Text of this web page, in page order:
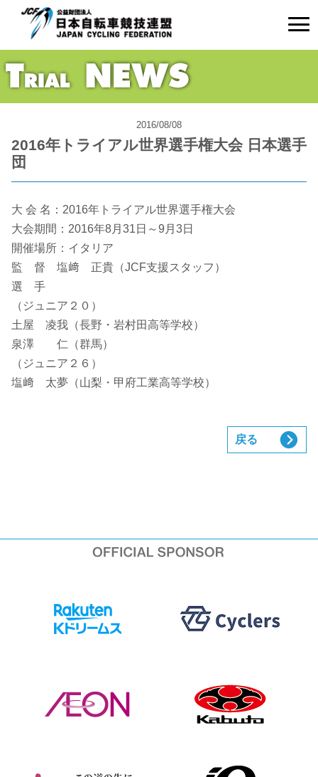
2016/08/08
2016年トライアル世界選手権大会 日本選手
団
大 会 名：2016年トライアル世界選手権大会
大会期間：2016年8月31日～9月3日
開催場所：イタリア
監 督 塩﨑 正貴（JCF支援スタッフ）
選 手
（ジュニア２０）
土屋 凌我（長野・岩村田高等学校）
泉澤 仁（群馬）
（ジュニア２６）
塩﨑 太夢（山梨・甲府工業高等学校）
戻る